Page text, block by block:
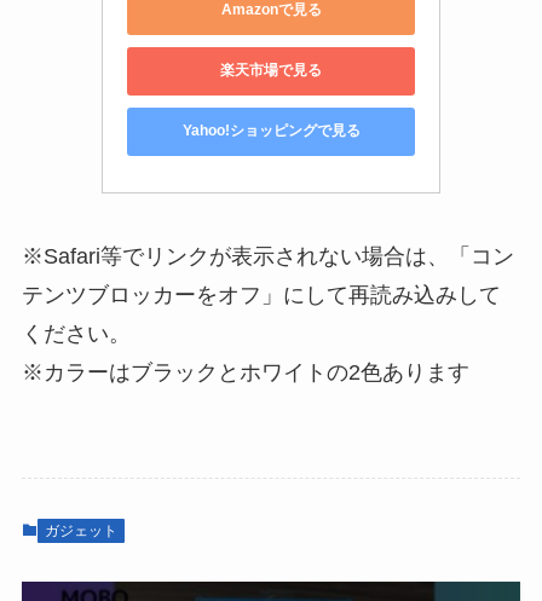
Amazonで見る
楽天市場で見る
Yahoo!ショッピングで見る
※Safari等でリンクが表示されない場合は、「コン
テンツブロッカーをオフ」にして再読み込みして
ください。
※カラーはブラックとホワイトの2色あります
ガジェット